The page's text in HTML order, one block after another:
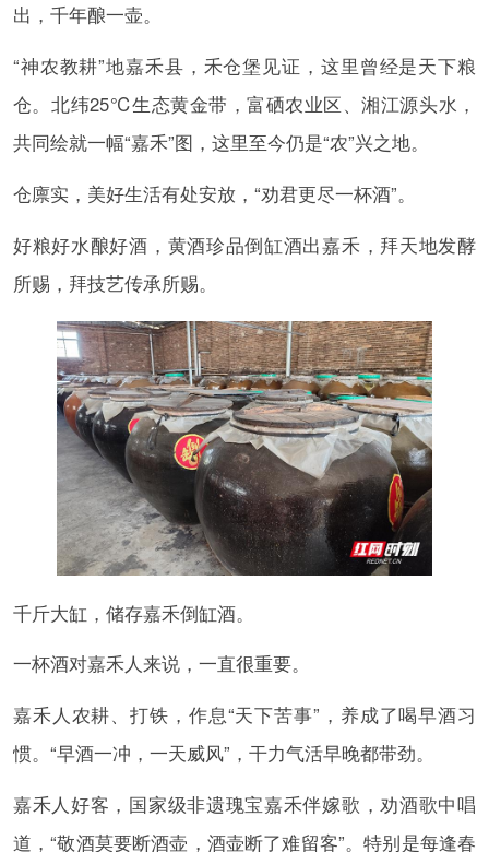
出，千年酿一壶。
“神农教耕”地嘉禾县，禾仓堡见证，这里曾经是天下粮
仓。北纬25℃生态黄金带，富硒农业区、湘江源头水，
共同绘就一幅“嘉禾”图，这里至今仍是“农”兴之地。
仓廪实，美好生活有处安放，“劝君更尽一杯酒”。
好粮好水酿好酒，黄酒珍品倒缸酒出嘉禾，拜天地发酵
所赐，拜技艺传承所赐。
千斤大缸，储存嘉禾倒缸酒。
一杯酒对嘉禾人来说，一直很重要。
嘉禾人农耕、打铁，作息“天下苦事”，养成了喝早酒习
惯。“早酒一冲，一天威风”，干力气活早晚都带劲。
嘉禾人好客，国家级非遗瑰宝嘉禾伴嫁歌，劝酒歌中唱
道，“敬酒莫要断酒壶，酒壶断了难留客”。特别是每逢春